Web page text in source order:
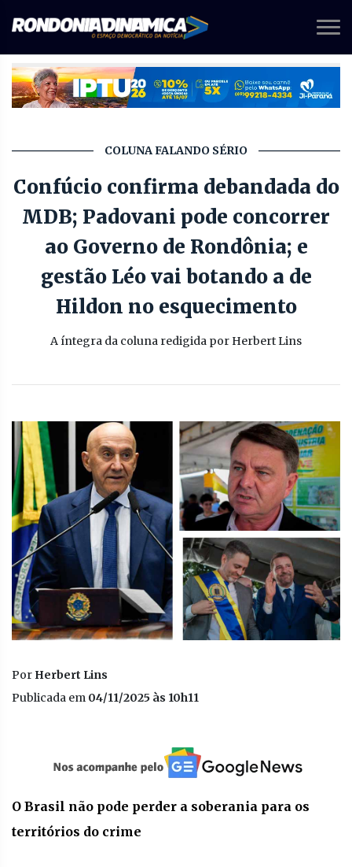
COLUNA FALANDO SÉRIO
Confúcio confirma debandada do
MDB; Padovani pode concorrer
ao Governo de Rondônia; e
gestão Léo vai botando a de
Hildon no esquecimento
A íntegra da coluna redigida por Herbert Lins
Por Herbert Lins
Publicada em 04/11/2025 às 10h11
O Brasil não pode perder a soberania para os
territórios do crime